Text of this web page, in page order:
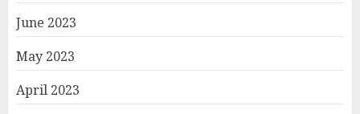
June 2023
May 2023
April 2023